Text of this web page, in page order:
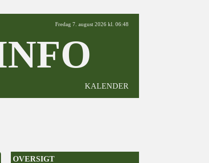
Fredag 7. august 2026 kl. 06:48
KALENDER
OVERSIGT